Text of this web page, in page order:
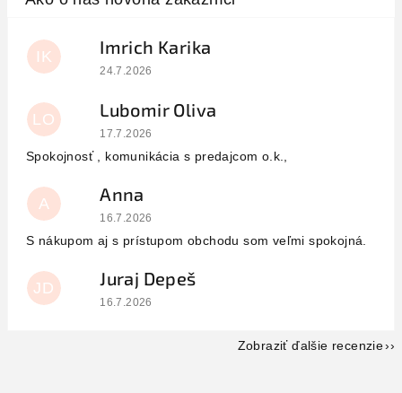
IK Imrich Karika
Hodnotenie obchodu je 5 z 5 hviezdičiek.
24.7.2026
LO Lubomir Oliva
Hodnotenie obchodu je 5 z 5 hviezdičiek.
17.7.2026
Spokojnosť , komunikácia s predajcom o.k.,
A Anna
Hodnotenie obchodu je 5 z 5 hviezdičiek.
16.7.2026
S nákupom aj s prístupom obchodu som veľmi spokojná.
JD Juraj Depeš
Hodnotenie obchodu je 5 z 5 hviezdičiek.
16.7.2026
Zobraziť ďalšie recenzie